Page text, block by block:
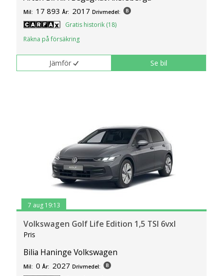
Mil: 17 893 År: 2017 Drivmedel:
Gratis historik (18)
Räkna på försäkring
Jämför Se bil
7 aug 19:13
Volkswagen Golf Life Edition 1,5 TSI 6vxl
Pris
Bilia Haninge Volkswagen
Mil: 0 År: 2027 Drivmedel: